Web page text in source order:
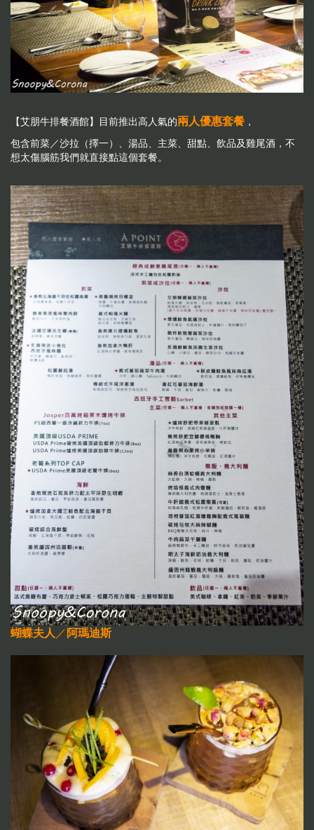
【艾朋牛排餐酒館】目前推出高人氣的兩人優惠套餐 ，
包含前菜／沙拉（擇一）、湯品、主菜、甜點、飲品及雞尾酒，不
想太傷腦筋我們就直接點這個套餐。
蝴蝶夫人 ／ 阿瑪迪斯